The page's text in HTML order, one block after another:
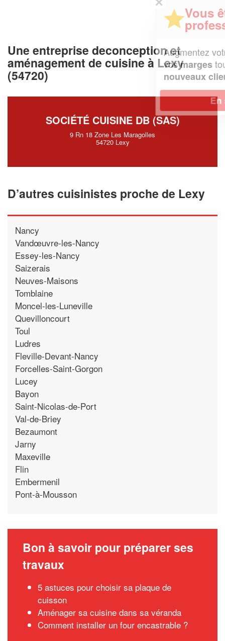
Une entreprise deconception et
aménagement de cuisine à Lexy
(54720)
SOCIÉTÉ CUISINE DB (SAS)
9 Rn 18 Zone Les Maragolles
54720 Lexy
D’autres cuisinistes proche de Lexy
Nancy
Vandœuvre-les-Nancy
Essey-les-Nancy
Saizerais
Neuves-Maisons
Tomblaine
Moncel-les-Luneville
Quevilloncourt
Toul
Ludres
Fleville-Devant-Nancy
Forcelles-Saint-Gorgon
Lucey
Bayon
Saint-Nicolas-de-Port
Val-de-Briey
Bezaumont
Jarny
Maxeville
Flin
Embermenil
Pont-à-Mousson
Bon à savoir pour préparer ses
travaux
5 astuces pour choisir sa plaque de
cuisson
Aménager sa cuisine dans sa véranda
Comment installer un four encastrable ?
professionnel ?
Augmentez votrechiffre d'affaireset
vosmargestout en gagnant de
En savoir plus